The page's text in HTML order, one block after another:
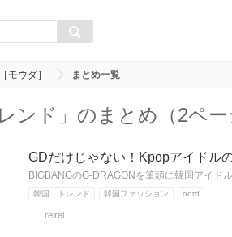
モウダ］ まとめ一覧
ンド」のまとめ（2ペー
GDだけじゃない！Kpopアイドル
BIGBANGのG-DRAGONを筆頭に韓国アイド
韓国 トレンド 韓国ファッション ootd
reirei